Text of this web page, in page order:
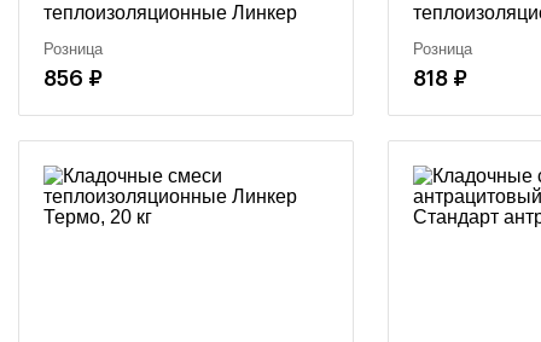
теплоизоляционные Линкер
Термо Зимняя серия, 20 кг
Розница
856 ₽
Термо
25 кг
Розница
818 ₽